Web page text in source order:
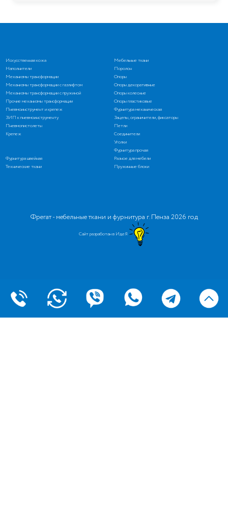
Искусственная кожа
Мебельные ткани
Наполнители
Поролон
Механизмы трансформации
Механизмы трансформации с газлифтом
Механизмы трансформации с пружиной
Прочие механизмы трансформации
Опоры
Опоры декоративные
Опоры колесные
Опоры пластиковые
Пневмоинструмент и крепеж
ЗИП к пневмоинструменту
Пневмопистолеты
Крепеж
Фурнитура механическая
Зацепы, ограничители, фиксаторы
Петли
Соединители
Уголки
Фурнитура прочая
Фурнитура швейная
Разное для мебели
Технические ткани
Пружинные блоки
Фрегат - мебельные ткани и фурнитура г. Пенза 2026 год
Сайт разработан в ИдеЯ